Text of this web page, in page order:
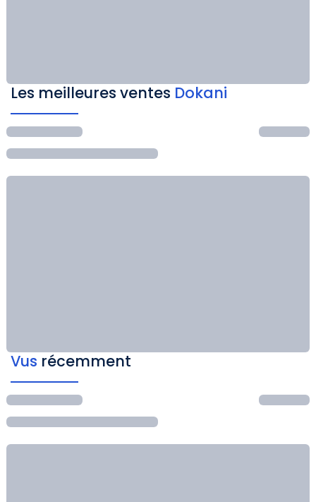
Les meilleures ventes Dokani
Vus récemment